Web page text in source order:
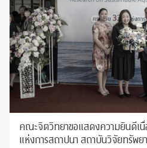
คณะจิตวิทยาขอแสดงความยินดีเนื่
แห่งการสถาปนา สถาบันวิจัยทรัพย